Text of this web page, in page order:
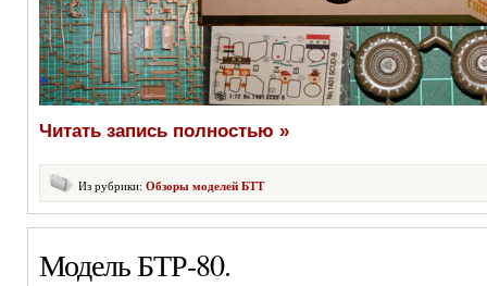
Читать запись полностью »
Из рубрики: Обзоры моделей БТТ
Модель БТР-80.